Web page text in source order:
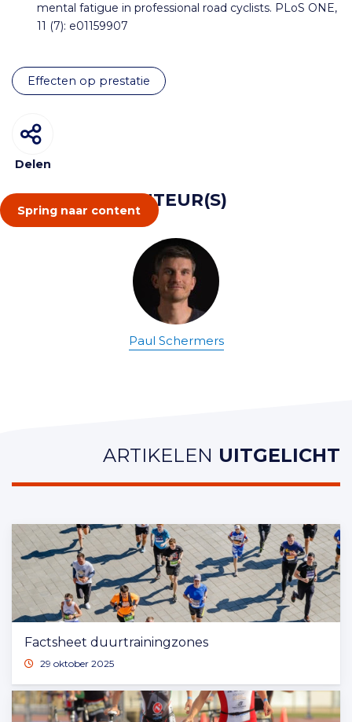
Spring naar content
mental fatigue in professional road cyclists. PLoS ONE,
11 (7): e01159907
effecten op prestatie
Delen
AUTEUR(S)
Paul Schermers
ARTIKELEN UITGELICHT
Factsheet duurtrainingzones
29 oktober 2025